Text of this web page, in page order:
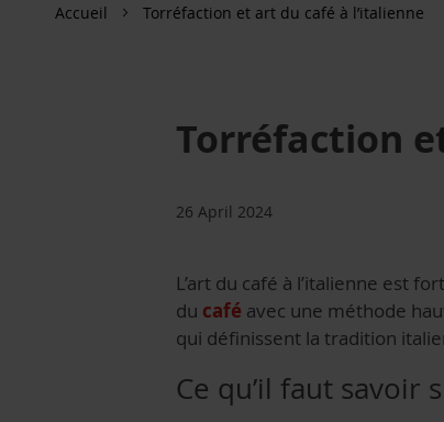
Accueil Torréfaction et art du café à l’italienne
Torréfaction
26 April 2024
L’art du café à l’italienne est
du café avec une méthode
qui définissent la tradition
Ce qu’il faut savoir